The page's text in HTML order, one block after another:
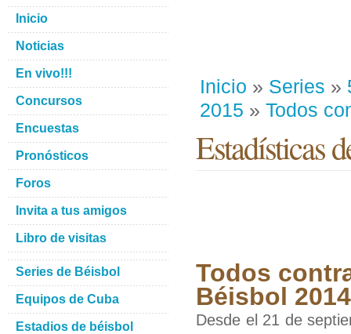
Inicio » Series »
2015 » Todos
Estadísticas
Todos
Béisbol
Desde el 21 de
Inicio
Noticias
En vivo!!!
Concursos
Encuestas
Pronósticos
Foros
Invita a tus amigos
Libro de visitas
Series de Béisbol
Equipos de Cuba
Estadios de béisbol